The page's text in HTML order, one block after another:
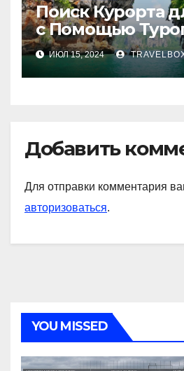
Поиск Курорта
с Помощью
ИЮЛ 15, 2024
Добавить
Для отправки комментария
авторизоваться.
YOU MISSED